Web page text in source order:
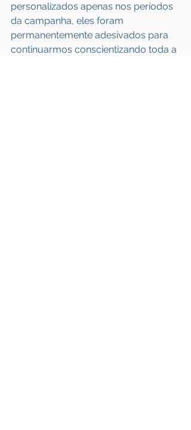
personalizados apenas nos períodos
da campanha, eles foram
permanentemente adesivados para
continuarmos conscientizando toda a